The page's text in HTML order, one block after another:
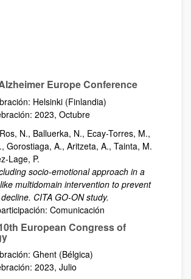
Europe Conference
Helsinki (Finlandia)
2023, Octubre
N., Balluerka, N., Ecay-Torres, M.,
Gorostiaga, A., Aritzeta, A., Tainta, M.
Lage, P.
socio-emotional approach in a
multidomain intervention to prevent
CITA GO-ON study.
Comunicación
European Congress of
Ghent (Bélgica)
2023, Julio